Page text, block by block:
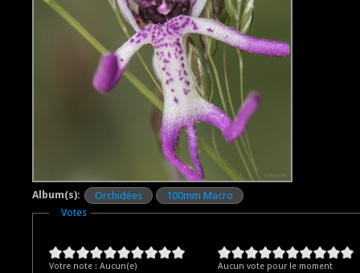
Album(s): Orchidées
100mm Macro
Masquer
Votes
Votre note : Aucun(e) Aucun vote pour le moment